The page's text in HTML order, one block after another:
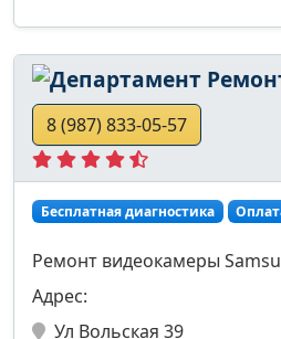
8 (987) 833-05-57
Бесплатная диагностика
Ремонт видеокамеры
Адрес:
Ул Вольская 39